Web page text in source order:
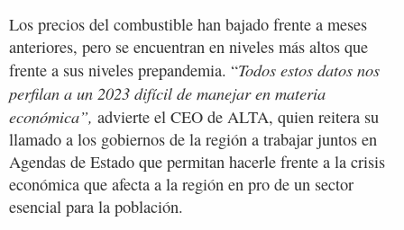
Los precios del combustible han bajado frente a meses
anteriores, pero se encuentran en niveles más altos que
frente a sus niveles prepandemia. “Todos estos datos nos
perfilan a un 2023 difícil de manejar en materia
económica”, advierte el CEO de ALTA, quien reitera su
llamado a los gobiernos de la región a trabajar juntos en
Agendas de Estado que permitan hacerle frente a la crisis
económica que afecta a la región en pro de un sector
esencial para la población.